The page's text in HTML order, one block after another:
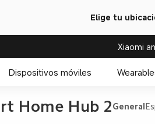
Elige tu
Xiaomi
Dispositivos móviles
Home Hub 2 General